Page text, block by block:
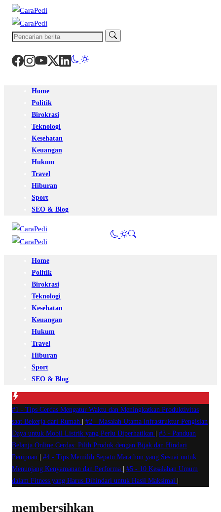
Home
Politik
Birokrasi
Teknologi
Kesehatan
Keuangan
Hukum
Travel
Hiburan
Sport
SEO & Blog
Home
Politik
Birokrasi
Teknologi
Kesehatan
Keuangan
Hukum
Travel
Hiburan
Sport
SEO & Blog
#1 - Tips Cerdas Mengatur Waktu dan Meningkatkan Produktivitas
saat Bekerja dari Rumah
#2 - Masalah Utama Infrastruktur Pengisian
Daya untuk Mobil Listrik yang Perlu Diperhatikan
#3 - Panduan
Belanja Online Cerdas: Pilih Produk dengan Bijak dan Hindari
Penipuan
#4 - Tips Memilih Sepatu Marathon yang Sesuai untuk
Menunjang Kenyamanan dan Performa
#5 - 10 Kesalahan Umum
dalam Fitness yang Harus Dihindari untuk Hasil Maksimal
membersihkan